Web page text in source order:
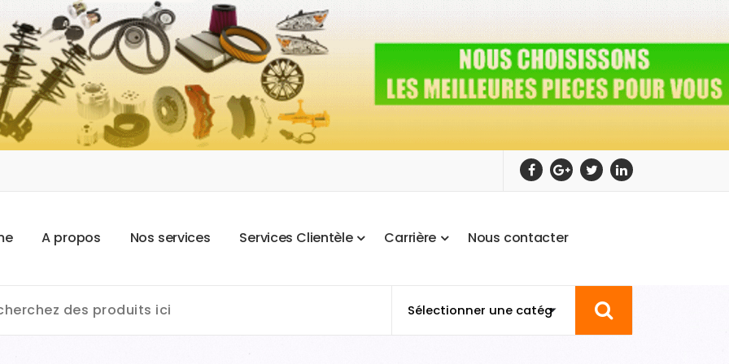
e A propos Nos services Services Clientèle Carrière Nous contacter